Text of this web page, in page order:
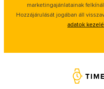
marketingajánlatainak
Hozzájárulását jogában áll
adatok